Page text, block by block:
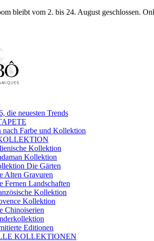
bleibt vom 2. bis 24. August geschlossen.
die neuesten Trends
nach Farbe und Kollektion
Kollektion
Kollektion
Die Gärten
Alten Gravuren
Fernen Landschaften
Kollektion
Kollektion
Chinoiserien
Editionen
KOLLEKTIONEN